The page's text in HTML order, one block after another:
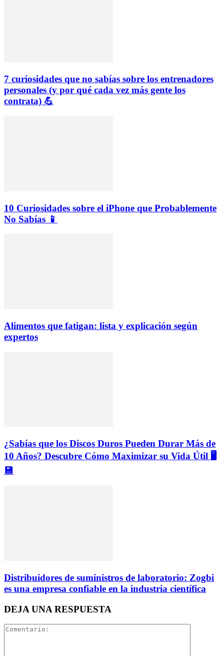
7 curiosidades que no sabías sobre los entrenadores
personales (y por qué cada vez más gente los
contrata) 💪
10 Curiosidades sobre el iPhone que Probablemente
No Sabías 📱
Alimentos que fatigan: lista y explicación según
expertos
¿Sabías que los Discos Duros Pueden Durar Más de
10 Años? Descubre Cómo Maximizar su Vida Útil 🖥️
💾
Distribuidores de suministros de laboratorio: Zogbi
es una empresa confiable en la industria científica
DEJA UNA RESPUESTA